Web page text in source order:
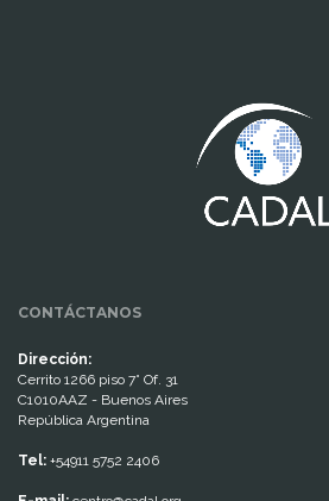
CONTÁCTANOS
Dirección:
Cerrito 1266 piso 7° Of. 31
C1010AAZ - Buenos Aires
República Argentina
Tel: +54911 5752 2406